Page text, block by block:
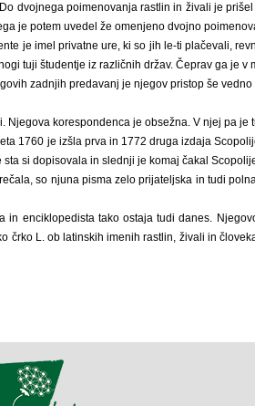
dvojnega poimenovanja rastlin in živali je
je potem uvedel že omenjeno dvojno
je imel privatne ure, ki so jih le-ti plačevali,
tuji študentje iz različnih držav. Čeprav ga je
zadnjih predavanj je njegov pristop še vedno
korespondenca je obsežna. V njej pa je
1760 je izšla prva in 1772 druga izdaja
si dopisovala in slednji je komaj čakal
so njuna pisma zelo prijateljska in tudi
enciklopedista tako ostaja tudi danes.
L. ob latinskih imenih rastlin, živali in